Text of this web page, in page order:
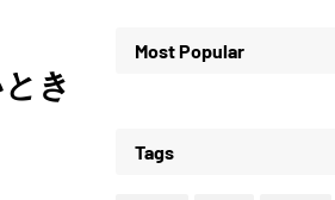
き
Most Popular
Tags